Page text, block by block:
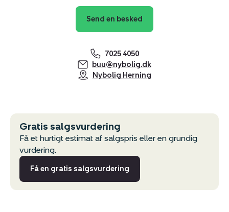
Send en besked
7025 4050
buu@nybolig.dk
Nybolig Herning
Gratis salgsvurdering
Få et hurtigt estimat af salgspris eller en grundig
vurdering.
Få en gratis salgsvurdering